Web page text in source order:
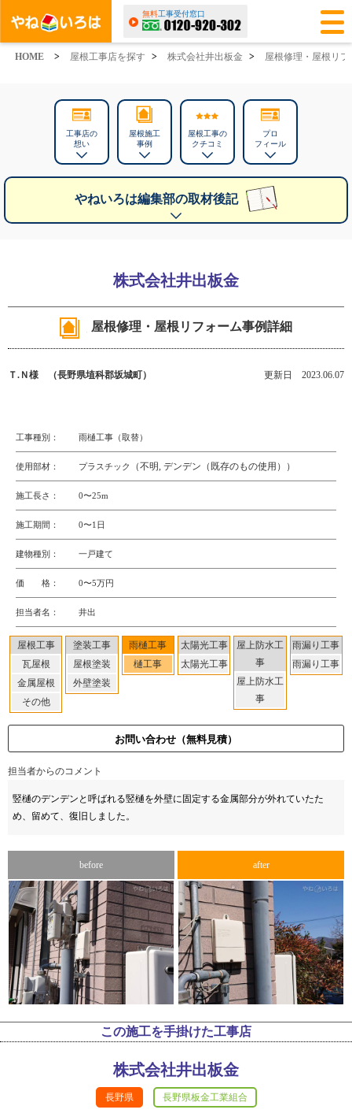
無料工事受付窓口
HOME > 屋根工事店を探す > 株式会社井出板金 > 屋根修理・屋根リ
工事店の
想い
屋根施工
事例
屋根工事の
クチコミ
プロ
フィール
やねいろは編集部の取材後記
株式会社井出板金
屋根修理・屋根リフォーム事例詳細
Ｔ.Ｎ様 （長野県埴科郡坂城町） 更新日 2023.06.07
工事種別： 雨樋工事（取替）
使用部材： プラスチック （不明, デンデン（既存のもの使用））
施工長さ： 0〜25m
施工期間： 0〜1日
建物種別： 一戸建て
価 格： 0〜5万円
担当者名： 井出
屋根工事
瓦屋根
金属屋根
その他
塗装工事
屋根塗装
外壁塗装
雨樋工事
樋工事
太陽光工事
太陽光工事
屋上防水工
事
屋上防水工
事
雨漏り工事
雨漏り工事
お問い合わせ（無料見積）
担当者からのコメント
竪樋のデンデンと呼ばれる竪樋を外壁に固定する金属部分が外れていたた
め、留めて、復旧しました。
before after
この施工を手掛けた工事店
株式会社井出板金
長野県 長野県板金工業組合